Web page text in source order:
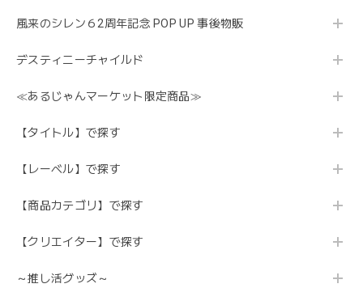
風来のシレン６2周年記念 POP UP 事後物販
デスティニーチャイルド
≪あるじゃんマーケット限定商品≫
【タイトル】で探す
【レーベル】で探す
【商品カテゴリ】で探す
【クリエイター】で探す
～推し活グッズ～